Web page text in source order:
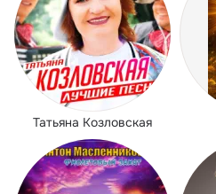
Татьяна Козловская